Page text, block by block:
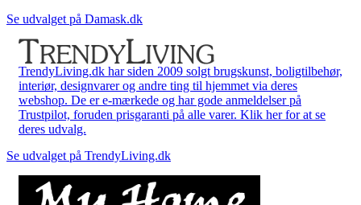
Se udvalget på Damask.dk
TrendyLiving.dk har siden 2009 solgt brugskunst, boligtilbehør,
interiør, designvarer og andre ting til hjemmet via deres
webshop. De er e-mærkede og har gode anmeldelser på
Trustpilot, foruden prisgaranti på alle varer. Klik her for at se
deres udvalg.
Se udvalget på TrendyLiving.dk